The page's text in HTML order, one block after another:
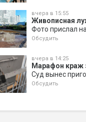
вчера в 15:55
Живописная
Фото прислал
Обсудить
вчера в 14:25
Марафон краж
Суд вынес
Обсудить